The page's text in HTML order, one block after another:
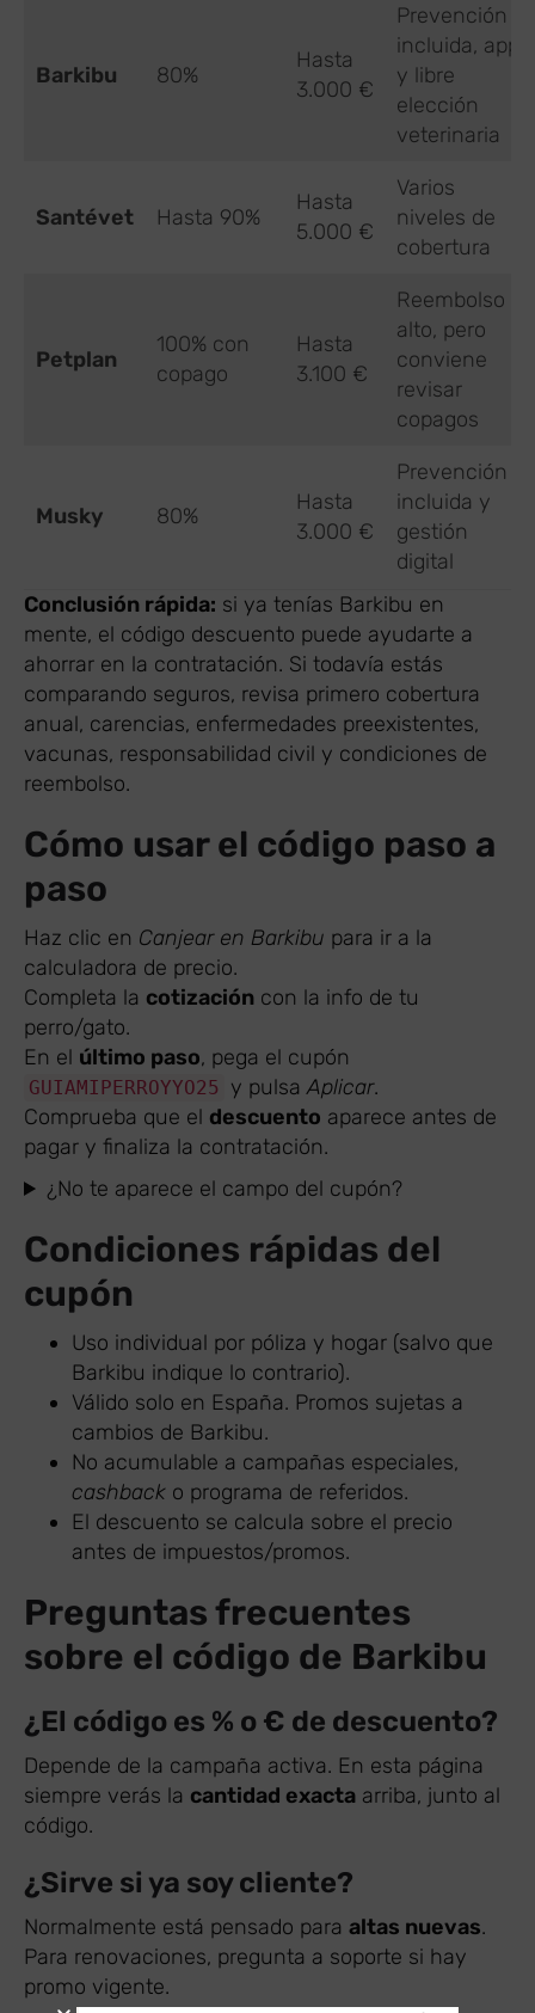
Barkibu 80%
Hasta
3.000 €
Prevención
incluida, app
y libre
elección
veterinaria
Santévet Hasta 90%
Hasta
5.000 €
Varios
niveles de
cobertura
Petplan
100% con
copago
Hasta
3.100 €
Reembolso
alto, pero
conviene
revisar
copagos
Musky 80%
Hasta
3.000 €
Prevención
incluida y
gestión
digital
Conclusión rápida: si ya tenías Barkibu en
mente, el código descuento puede ayudarte a
ahorrar en la contratación. Si todavía estás
comparando seguros, revisa primero cobertura
anual, carencias, enfermedades preexistentes,
vacunas, responsabilidad civil y condiciones de
reembolso.
Cómo usar el código paso a
paso
Haz clic en Canjear en Barkibu para ir a la
calculadora de precio.
Completa la cotización con la info de tu
perro/gato.
En el último paso, pega el cupón
GUIAMIPERROYYO25 y pulsaAplicar.
Comprueba que el descuento aparece antes de
pagar y finaliza la contratación.
¿No te aparece el campo del cupón?
Condiciones rápidas del
cupón
Uso individual por póliza y hogar (salvo que
Barkibu indique lo contrario).
Válido solo en España. Promos sujetas a
cambios de Barkibu.
No acumulable a campañas especiales,
cashback o programa de referidos.
El descuento se calcula sobre el precio
antes de impuestos/promos.
Preguntas frecuentes
sobre el código de Barkibu
¿El código es % o € de descuento?
Depende de la campaña activa. En esta página
siempre verás la cantidad exacta arriba, junto al
código.
¿Sirve si ya soy cliente?
Normalmente está pensado para altas nuevas.
Para renovaciones, pregunta a soporte si hay
promo vigente.